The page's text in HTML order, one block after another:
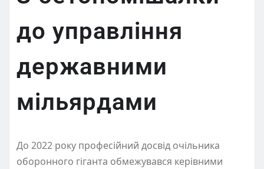
до управління
державними
мільярдами
До 2022 року професійний досвід очільника
оборонного гіганта обмежувався керівними